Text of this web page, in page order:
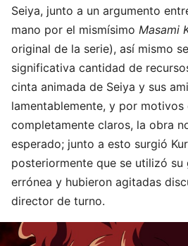
Seiya, junto a un argumento
mano por el mismísimo Masami
original de la serie), así mismo
significativa cantidad de
cinta animada de Seiya y sus
lamentablemente, y por motivos
completamente claros, la obra
esperado; junto a esto surgió
posteriormente que se utilizó su
errónea y hubieron agitadas
director de turno.